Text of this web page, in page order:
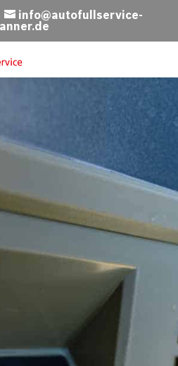
info@autofullservice-